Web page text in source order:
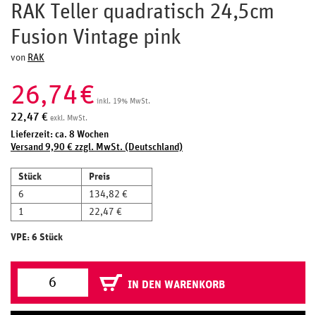
RAK Teller quadratisch 24,5cm
Fusion Vintage pink
von RAK
26,74€ inkl. 19% MwSt.
22,47 € exkl. MwSt.
Lieferzeit: ca. 8 Wochen
Versand 9,90 € zzgl. MwSt. (Deutschland)
Stück
Preis
6
134,82 €
1
22,47 €
VPE: 6 Stück
IN DEN WARENKORB